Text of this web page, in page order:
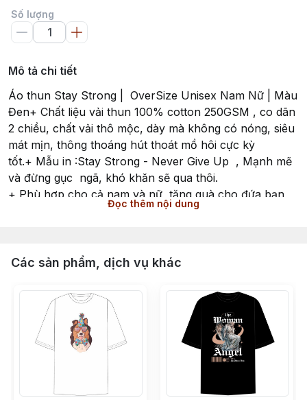
Số lượng
Mô tả chi tiết
Áo thun Stay Strong | OverSize Unisex Nam Nữ | Màu
Đen+ Chất liệu vải thun 100% cotton 250GSM , co dãn
2 chiều, chất vải thô mộc, dày mà không có nóng, siêu
mát mịn, thông thoáng hút thoát mồ hôi cực kỳ
tốt.+ Mẫu in :Stay Strong - Never Give Up , Mạnh mẽ
và đừng gục ngã, khó khăn sẽ qua thôi.
+ Phù hợp cho cả nam và nữ, tặng quà cho đứa bạn
nào mà nó có phong cách giống mèo Dude là đúng ý
Đọc thêm nội dung
Các sản phẩm, dịch vụ khác